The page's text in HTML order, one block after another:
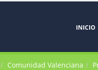
INICIO
Comunidad Valenciana